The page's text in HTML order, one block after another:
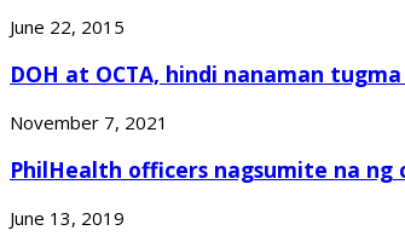
June 22, 2015
DOH at OCTA, hindi nanaman
November 7, 2021
PhilHealth officers nagsumite na ng
June 13, 2019